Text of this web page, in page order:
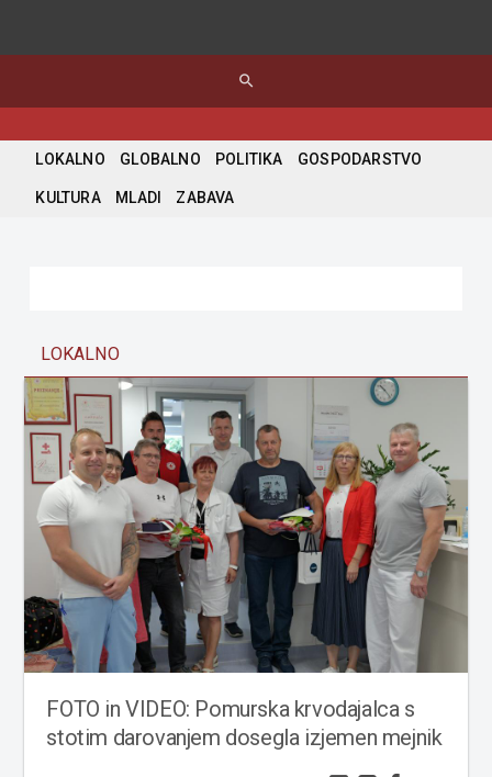
search
LOKALNO GLOBALNO POLITIKA GOSPODARSTVO
KULTURA MLADI ZABAVA
LOKALNO
FOTO in VIDEO: Pomurska krvodajalca s
stotim darovanjem dosegla izjemen mejnik